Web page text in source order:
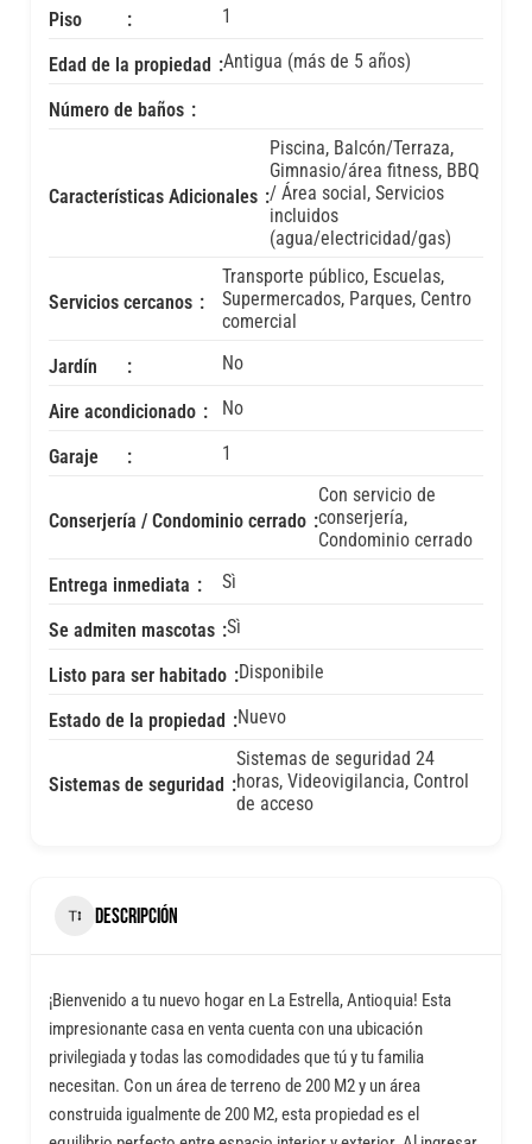
Piso 1
Edad de la propiedad Antigua (más de 5 años)
Número de baños
Características Adicionales
Piscina, Balcón/Terraza,
Gimnasio/área fitness, BBQ
/ Área social, Servicios
incluidos
(agua/electricidad/gas)
Servicios cercanos
Transporte público, Escuelas,
Supermercados, Parques, Centro
comercial
Jardín
No
Aire acondicionado No
Garaje 1
Conserjería / Condominio cerrado
Con servicio de
conserjería,
Condominio cerrado
Entrega inmediata
Sì
Se admiten mascotas Sì
Listo para ser habitado Disponibile
Estado de la propiedad Nuevo
Sistemas de seguridad
Sistemas de seguridad 24
horas, Videovigilancia, Control
de acceso
DESCRIPCIÓN
¡Bienvenido a tu nuevo hogar en La Estrella, Antioquia! Esta
impresionante casa en venta cuenta con una ubicación
privilegiada y todas las comodidades que tú y tu familia
necesitan. Con un área de terreno de 200 M2 y un área
construida igualmente de 200 M2, esta propiedad es el